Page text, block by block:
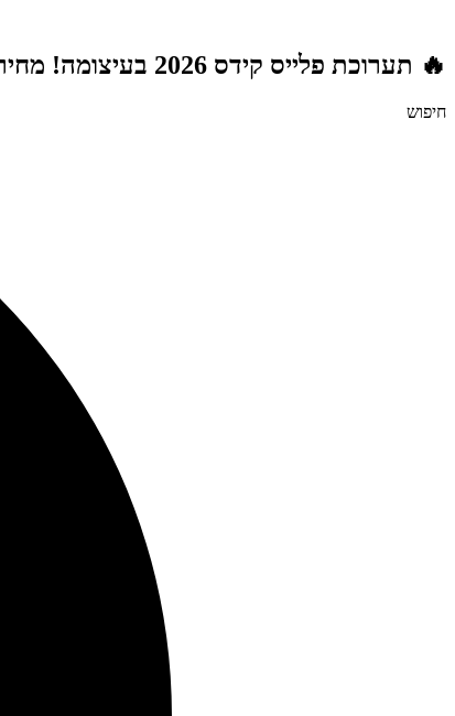
🔥 תערוכת פלייס קידס 2026 בעיצומה! מחירים מטורפים לשנת הלימודים תשפ"ז | משלוח חינם מעל 999 ₪ | מתנות מטורפות בכל רכישה! 🚚🎁
חיפוש